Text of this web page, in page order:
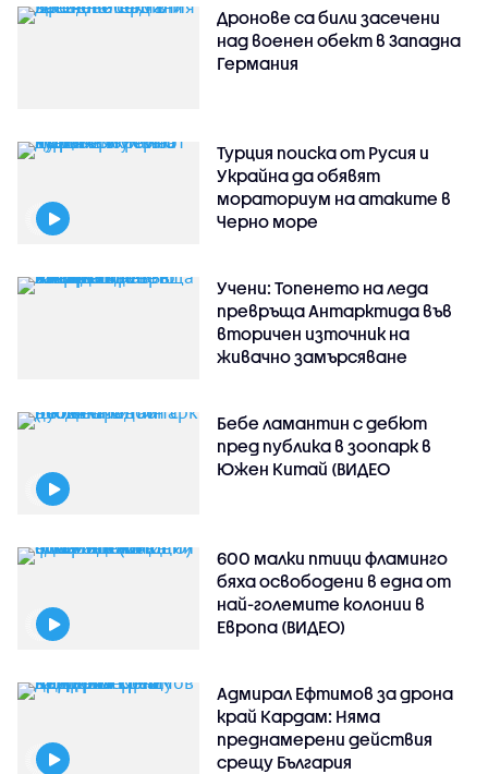
Дронове са били засечени
над военен обект в Западна
Германия
Турция поиска от Русия и
Украйна да обявят
мораториум на атаките в
Черно море
Учени: Топенето на леда
превръща Антарктида във
вторичен източник на
живачно замърсяване
Бебе ламантин с дебют
пред публика в зоопарк в
Южен Китай (ВИДЕО
600 малки птици фламинго
бяха освободени в една от
най-големите колонии в
Европа (ВИДЕО)
Адмирал Ефтимов за дрона
край Кардам: Няма
преднамерени действия
срещу България